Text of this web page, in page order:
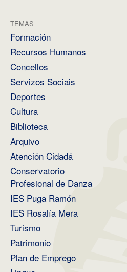
TEMAS
Formación
Recursos Humanos
Concellos
Servizos Sociais
Deportes
Cultura
Biblioteca
Arquivo
Atención Cidadá
Conservatorio
Profesional de Danza
IES Puga Ramón
IES Rosalía Mera
Turismo
Patrimonio
Plan de Emprego